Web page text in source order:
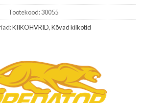
Tootekood:30055
KIIKOHVRID,Kõvad kiikotid